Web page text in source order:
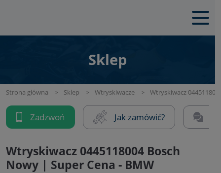
Sklep
Strona główna Sklep Wtryskiwacze Wtryskiwacz
Zadzwoń Jak zamówić?
Wtryskiwacz 0445118004 Bosch
Nowy | Super Cena - BMW